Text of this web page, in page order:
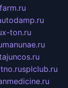
x-ton.ru
manunae.ru
splclub.ru